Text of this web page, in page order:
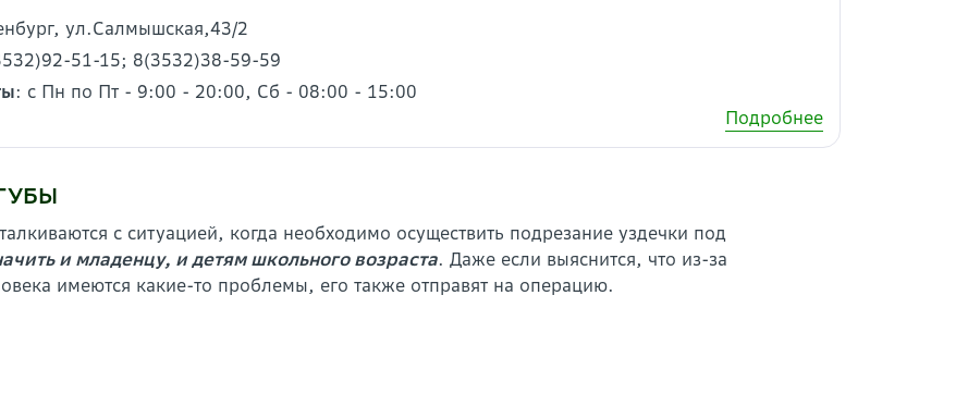
ул.Салмышская,43/2
51-15; 8(3532)38-59-59
: с Пн по Пт - 9:00 - 20:00, Сб - 08:00 - 15:00
Подробнее
с ситуацией, когда необходимо осуществить подрезание уздечки под
и младенцу, и детям школьного возраста. Даже если выяснится, что из-за
имеются какие-то проблемы, его также отправят на операцию.